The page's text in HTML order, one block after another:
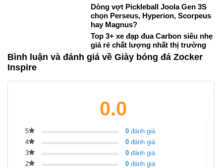
Dòng vợt Pickleball Joola Gen 3S
chọn Perseus, Hyperion, Scorpeus
hay Magnus?
Top 3+ xe đạp đua Carbon siêu nhẹ
giá rẻ chất lượng nhất thị trường
Bình luận và đánh giá về Giày bóng đá Zocker
Inspire
0.0
5 0 đánh giá
4
0 đánh giá
3
0 đánh giá
2
0 đánh giá